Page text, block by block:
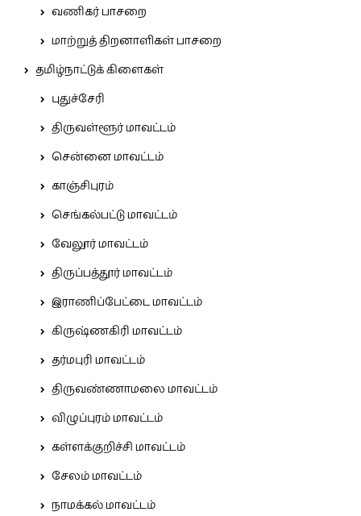
வணிகர் பாசறை
மாற்றுத் திறனாளிகள் பாசறை
தமிழ்நாட்டுக் கிளைகள்
புதுச்சேரி
திருவள்ளூர் மாவட்டம்
சென்னை மாவட்டம்
காஞ்சிபுரம்
செங்கல்பட்டு மாவட்டம்
வேலூர் மாவட்டம்
திருப்பத்தூர் மாவட்டம்
இராணிப்பேட்டை மாவட்டம்
கிருஷ்ணகிரி மாவட்டம்
தர்மபுரி மாவட்டம்
திருவண்ணாமலை மாவட்டம்
விழுப்புரம் மாவட்டம்
கள்ளக்குறிச்சி மாவட்டம்
சேலம் மாவட்டம்
நாமக்கல் மாவட்டம்